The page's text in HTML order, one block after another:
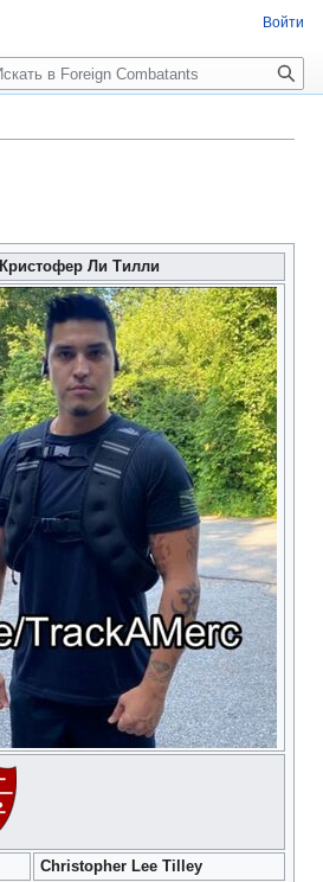
Кристофер Ли Тилли
Christopher Lee Tilley
Войти